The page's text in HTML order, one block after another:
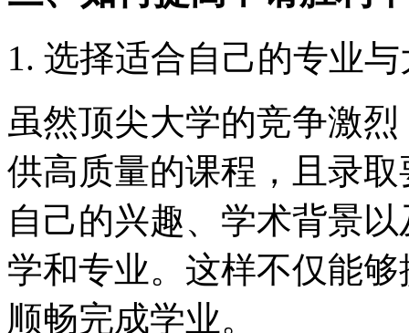
1. 选择适合自己的专业
虽然顶尖大学的竞争激
供高质量的课程，且录
自己的兴趣、学术背景
学和专业。这样不仅能
顺畅完成学业。